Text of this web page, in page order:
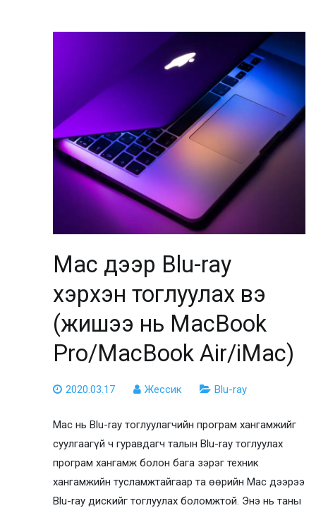
Mac дээр Blu-ray
хэрхэн тоглуулах вэ
(жишээ нь MacBook
Pro/MacBook Air/iMac)
2020.03.17 Жессик Blu-ray
Mac нь Blu-ray тоглуулагчийн програм хангамжийг
суулгаагүй ч гуравдагч талын Blu-ray тоглуулах
програм хангамж болон бага зэрэг техник
хангамжийн тусламжтайгаар та өөрийн Mac дээрээ
Blu-ray дискийг тоглуулах боломжтой. Энэ нь таны